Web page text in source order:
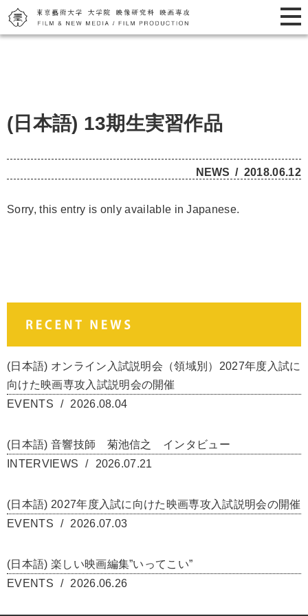
(日本語) 13期生実習作品
NEWS 2018.06.12
Sorry, this entry is only available inJapanese.
(日本語) オンライン入試説明会（領域別）2027年度入試に
向けた映画専攻入試説明会の開催
EVENTS
2026.08.04
(日本語) 音響技師 菊池信之 インタビュー
INTERVIEWS
2026.07.21
(日本語) 2027年度入試に向けた映画専攻入試説明会の開催
EVENTS
2026.07.03
(日本語) 楽しい映画編集”いってこい”
EVENTS
2026.06.26